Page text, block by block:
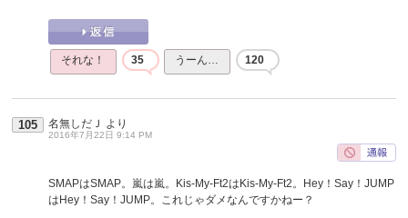
それな！ 35 うーん… 120
105 名無しだＪ より
2016年7月22日 9:14 PM
SMAPはSMAP。嵐は嵐。Kis-My-Ft2はKis-My-Ft2。Hey！Say！JUMP
はHey！Say！JUMP。これじゃダメなんですかねー？